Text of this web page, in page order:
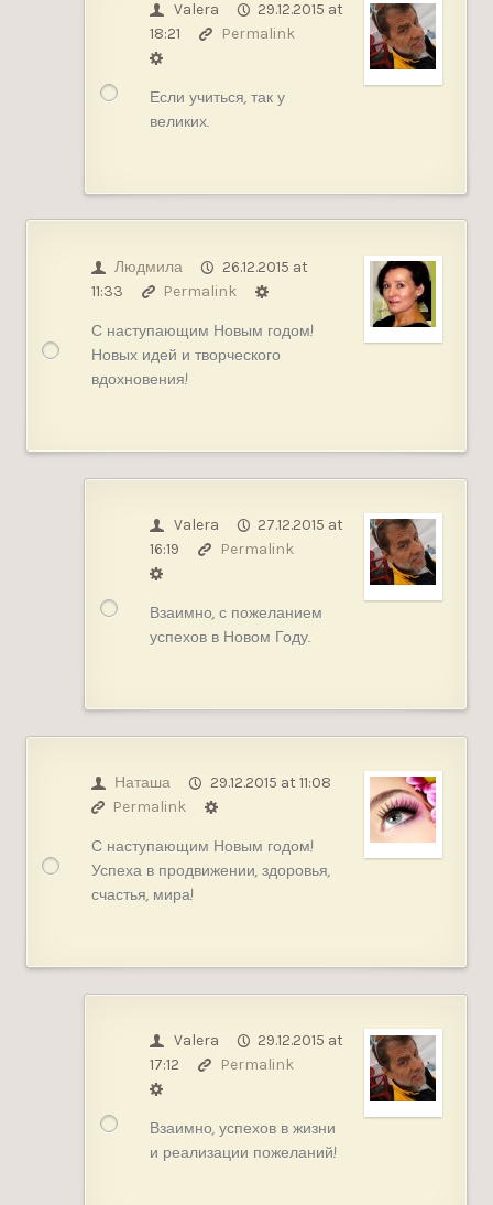
Valera
29.12.2015 at
18:21
Permalink
Если учиться, так у
великих.
Людмила
26.12.2015 at
11:33
Permalink
С наступающим Новым годом!
Новых идей и творческого
вдохновения!
Valera
27.12.2015 at
16:19
Permalink
Взаимно, с пожеланием
успехов в Новом Году.
Наташа
29.12.2015 at 11:08
Permalink
С наступающим Новым годом!
Успеха в продвижении, здоровья,
счастья, мира!
Valera
29.12.2015 at
17:12
Permalink
Взаимно, успехов в жизни
и реализации пожеланий!